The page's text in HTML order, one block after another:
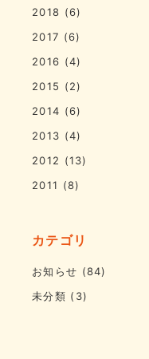
2018 (6)
2017 (6)
2016 (4)
2015 (2)
2014 (6)
2013 (4)
2012 (13)
2011 (8)
カテゴリ
お知らせ (84)
未分類 (3)